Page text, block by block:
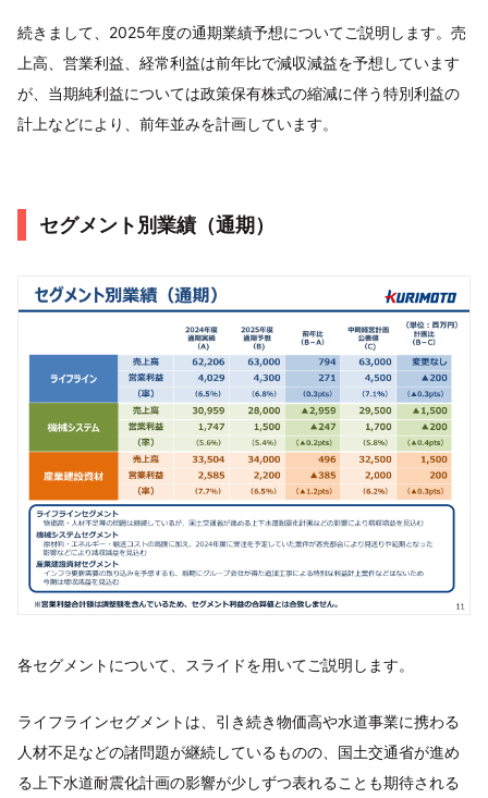
続きまして、2025年度の通期業績予想についてご説明します。売
上高、営業利益、経常利益は前年比で減収減益を予想しています
が、当期純利益については政策保有株式の縮減に伴う特別利益の
計上などにより、前年並みを計画しています。
セグメント別業績（通期）
各セグメントについて、スライドを用いてご説明します。
ライフラインセグメントは、引き続き物価高や水道事業に携わる
人材不足などの諸問題が継続しているものの、国土交通省が進め
る上下水道耐震化計画の影響が少しずつ表れることも期待される